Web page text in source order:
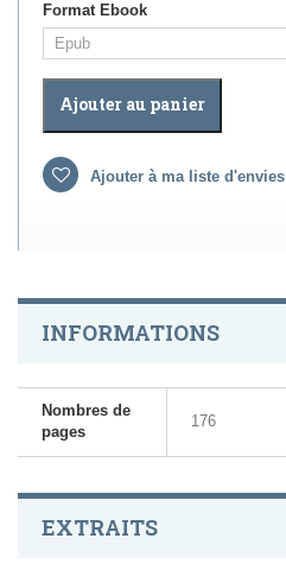
Format Ebook
Ajouter au panier
Ajouter à ma liste d'envies
INFORMATIONS
Nombres de
pages
176
EXTRAITS